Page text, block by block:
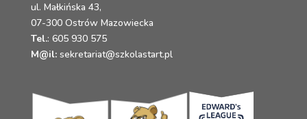
ul. Małkińska 43,
07-300 Ostrów Mazowiecka
Tel.: 605 930 575
M@il: sekretariat@szkolastart.pl